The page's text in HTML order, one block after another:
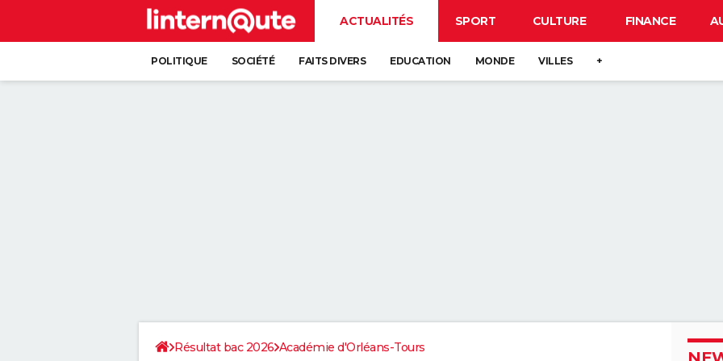
ACTUALITÉS SPORT CULTURE FINANCE
POLITIQUE SOCIÉTÉ FAITS DIVERS EDUCATION MONDE VILLES +
Résultat bac 2026 Académie d'Orléans-Tours